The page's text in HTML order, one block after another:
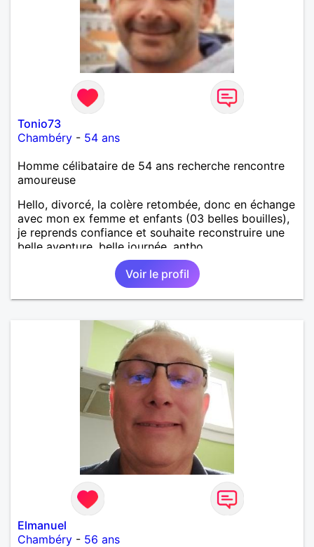
Tonio73
Chambéry - 54 ans
Homme célibataire de 54 ans recherche rencontre
amoureuse
Hello, divorcé, la colère retombée, donc en échange
avec mon ex femme et enfants (03 belles bouilles),
je reprends confiance et souhaite reconstruire une
belle aventure, belle journée, antho
Voir le profil
Elmanuel
Chambéry - 56 ans